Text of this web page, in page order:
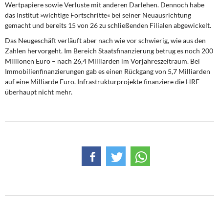
Eurokrise und Griechenland
DIE LINKE
Weitere Themen
Memo-Gruppe
Rosa-Luxemburg-Stiftung
Wertpapiere sowie Verluste mit anderen Darlehen. Dennoch habe
das Institut »wichtige Fortschritte« bei seiner Neuausrichtung
gemacht und bereits 15 von 26 zu schließenden Filialen abgewickelt.
Das Neugeschäft verläuft aber nach wie vor schwierig, wie aus den
Zahlen hervorgeht. Im Bereich Staatsfinanzierung betrug es noch 200
Millionen Euro – nach 26,4 Milliarden im Vorjahreszeitraum. Bei
Immobilienfinanzierungen gab es einen Rückgang von 5,7 Milliarden
auf eine Milliarde Euro. Infrastrukturprojekte finanziere die HRE
überhaupt nicht mehr.